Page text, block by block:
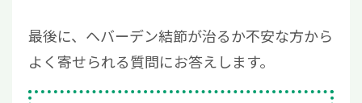
最後に、ヘバーデン結節が治るか不安な方から
よく寄せられる質問にお答えします。